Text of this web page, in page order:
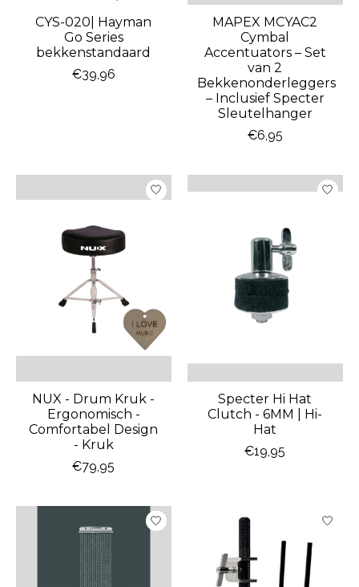
CYS-020| Hayman
Go Series
bekkenstandaard
€39,96
MAPEX MCYAC2
Cymbal
Accentuators – Set
van 2
Bekkenonderleggers
– Inclusief Specter
Sleutelhanger
€6,95
NUX - Drum Kruk -
Ergonomisch -
Comfortabel Design
- Kruk
€79,95
Specter Hi Hat
Clutch - 6MM | Hi-
Hat
€19,95